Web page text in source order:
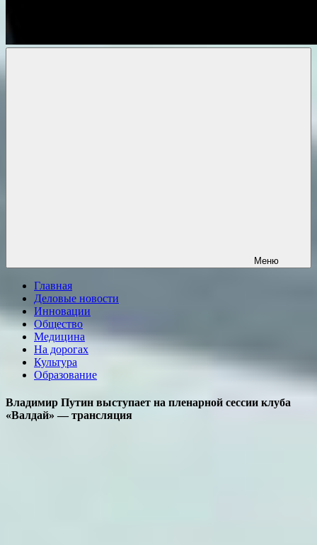
Меню
Главная
Деловые новости
Инновации
Общество
Медицина
На дорогах
Культура
Образование
Владимир Путин выступает на пленарной сессии клуба
«Валдай» ― трансляция